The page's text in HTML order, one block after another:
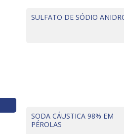
SULFATO DE SÓDIO
SODA CÁUSTICA 98% EM
PÉROLAS